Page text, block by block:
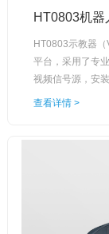
HT0803机器
HT0803示教器
平台，采用了专
视频信号源，安
动操控，朗宇芯
查看详情 >